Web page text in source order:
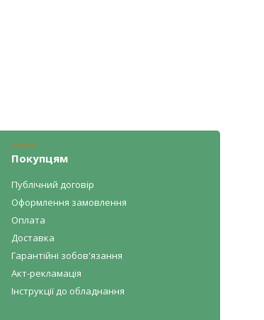
Покупцям
Публічний договір
Оформлення замовлення
Оплата
Доставка
Гарантійні зобов'язання
Акт-рекламація
Інструкції до обладнання